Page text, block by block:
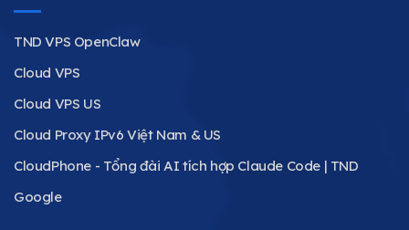
TND VPS OpenClaw
Cloud VPS
Cloud VPS US
Cloud Proxy IPv6 Việt Nam & US
CloudPhone - Tổng đài AI tích hợp Claude Code | TND
Google